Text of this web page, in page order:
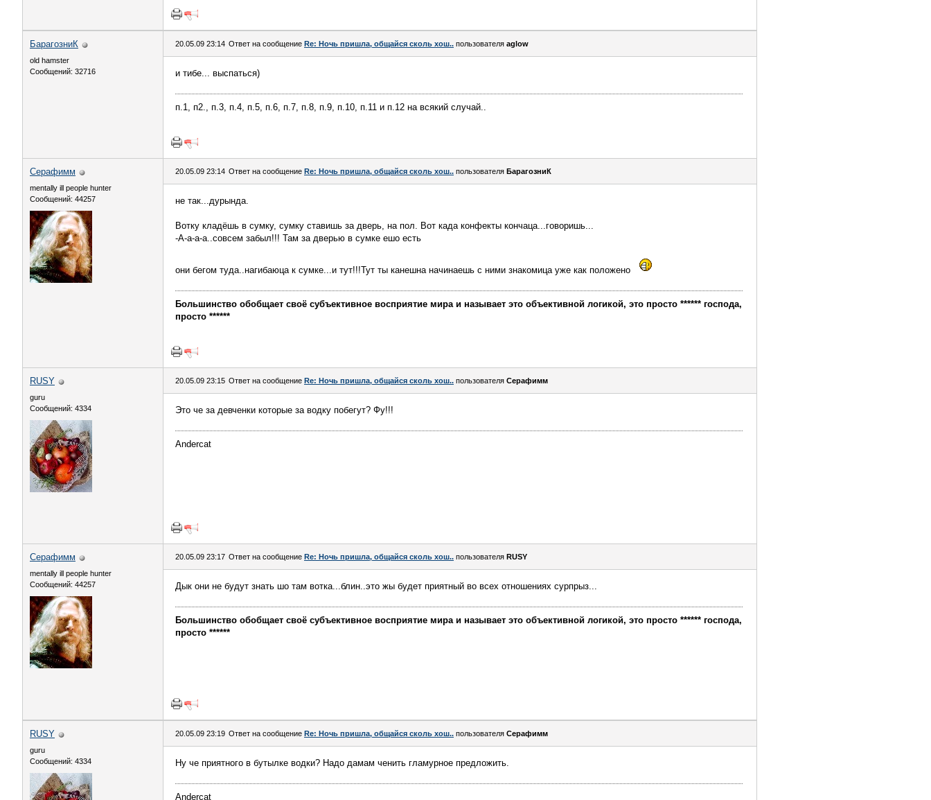
БарагозниК
old hamster
Сообщений: 32716
20.05.09 23:14 Ответ на сообщение Re: Ночь пришла, общайся сколь хош.. пользователя aglow
и тибе... выспаться)
п.1, п2., п.3, п.4, п.5, п.6, п.7, п.8, п.9, п.10, п.11 и п.12 на всякий случай..
Серафимм
mentally ill people hunter
Сообщений: 44257
20.05.09 23:14 Ответ на сообщение Re: Ночь пришла, общайся сколь хош.. пользователя БарагозниК
не так...дурында.
Вотку кладёшь в сумку, сумку ставишь за дверь, на пол. Вот када конфекты кончаца...говоришь...
-А-а-а-а..совсем забыл!!! Там за дверью в сумке ешо есть
они бегом туда..нагибаюца к сумке...и тут!!!Тут ты канешна начинаешь с ними знакомица уже как положено
Большинство обобщает своё субъективное восприятие мира и называет это объективной логикой, это просто ****** господа,
просто ******
RUSY
guru
Сообщений: 4334
20.05.09 23:15 Ответ на сообщение Re: Ночь пришла, общайся сколь хош.. пользователя Серафимм
Это че за девченки которые за водку побегут? Фу!!!
Andercat
Серафимм
mentally ill people hunter
Сообщений: 44257
20.05.09 23:17 Ответ на сообщение Re: Ночь пришла, общайся сколь хош.. пользователя RUSY
Дык они не будут знать шо там вотка...блин..это жы будет приятный во всех отношениях сурпрыз...
Большинство обобщает своё субъективное восприятие мира и называет это объективной логикой, это просто ****** господа,
просто ******
RUSY
guru
Сообщений: 4334
20.05.09 23:19 Ответ на сообщение Re: Ночь пришла, общайся сколь хош.. пользователя Серафимм
Ну че приятного в бутылке водки? Надо дамам ченить гламурное предложить.
Andercat